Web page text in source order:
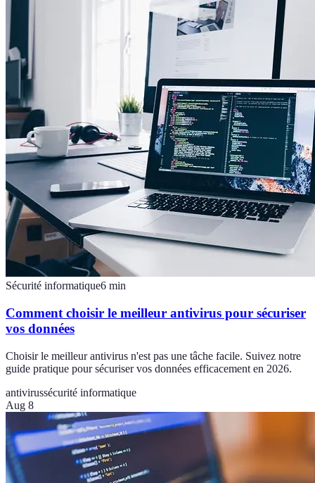
Sécurité informatique6 min
Comment choisir le meilleur antivirus pour sécuriser
vos données
Choisir le meilleur antivirus n'est pas une tâche facile. Suivez notre
guide pratique pour sécuriser vos données efficacement en 2026.
antivirussécurité informatique
Aug 8